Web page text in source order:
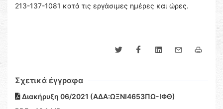
213-137-1081 κατά τις εργάσιμες ημέρες και ώρες.
Σχετικά έγγραφα
Διακήρυξη 06/2021 (ΑΔΑ:ΩΞΝΙ4653ΠΩ-ΙΦΘ)